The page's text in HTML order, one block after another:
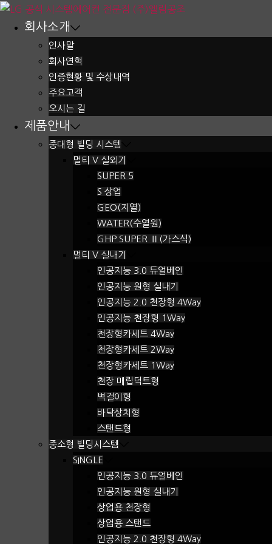
Skip
회사소개
인사말
회사연혁
인증현황 및 수상내역
주요고객
오시는 길
제품안내
중대형 빌딩 시스템
멀티 V 실외기
SUPER 5
S 상업
GEO(지열)
WATER(수열원)
GHP SUPER Ⅱ(가스식)
멀티 V 실내기
인공지능 3.0 듀얼베인
인공지능 원형 실내기
인공지능 2.0 천장형 4Way
인공지능 천장형 1Way
천장형카세트 4Way
천장형카세트 2Way
천장형카세트 1Way
천장 매립덕트형
벽걸이형
바닥상치형
스탠드형
중소형 빌딩시스템
SINGLE
인공지능 3.0 듀얼베인
인공지능 원형 실내기
상업용 천장형
상업용 스탠드
인공지능 2.0 천장형 4Way